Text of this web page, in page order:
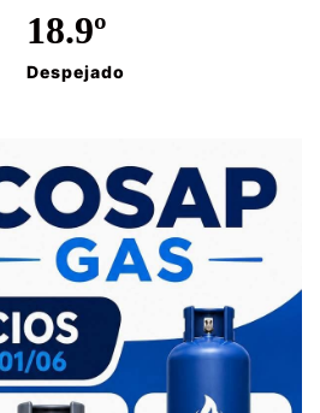
18.9º
Despejado